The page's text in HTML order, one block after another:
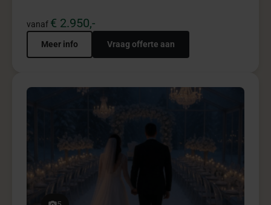
vanaf € 2.950,-
Meer info Vraag offerte aan